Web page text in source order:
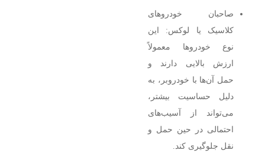
صاحبان خودروهای
کلاسیک یا لوکس: این
نوع خودروها معمولاً
ارزش بالایی دارند و
حمل آن‌ها با خودروبر، به
دلیل حساسیت بیشتر،
می‌تواند از آسیب‌های
احتمالی در حین حمل و
نقل جلوگیری کند.